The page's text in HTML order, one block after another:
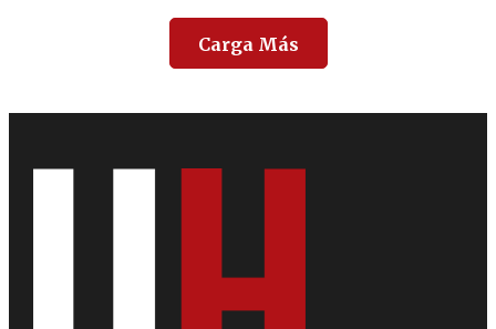
Carga Más